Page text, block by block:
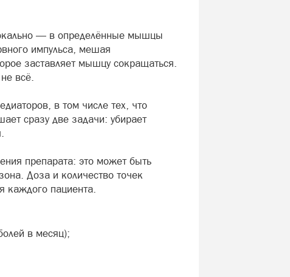
— в определённые мышцы
импульса, мешая
заставляет мышцу сокращаться.
всё.
в том числе тех, что
сразу две задачи: убирает
препарата: это может быть
Доза и количество точек
каждого пациента.
в месяц);